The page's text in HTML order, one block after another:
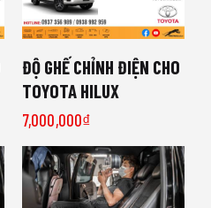
ĐỘ GHẾ CHỈNH ĐIỆN CHO
TOYOTA HILUX
7,000,000₫